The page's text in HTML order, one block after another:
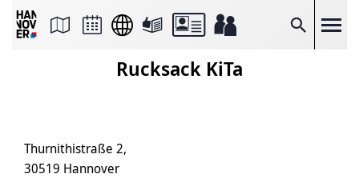
Suche
Seite
Seitenlink
Seite
Rucksack KiTa
Thurnithistraße 2,
30519 Hannover